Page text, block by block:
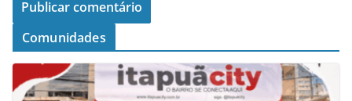
Comunidades